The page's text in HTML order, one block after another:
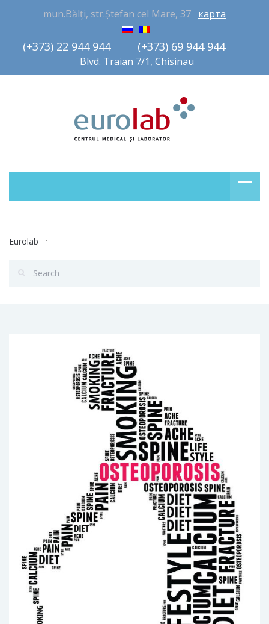
mun.Bălți, str.Ștefan cel Mare, 37 карта
(+373) 22 944 944         (+373) 69 944 944
Blvd. Traian 7/1, Chisinau
Eurolab